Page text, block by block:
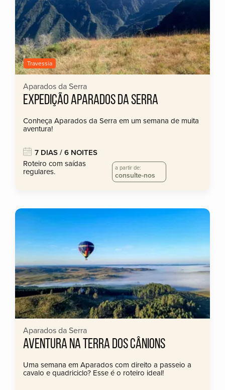
Travessia
Aparados da Serra
EXPEDIÇÃO APARADOS DA SERRA
Conheça Aparados da Serra em um semana de muita
aventura!
7 DIAS / 6 NOITES
Roteiro com saídas
regulares. a partir de:
consulte-nos
Aparados da Serra
AVENTURA NA TERRA DOS CÂNIONS
Uma semana em Aparados com direito a passeio a
cavalo e quadriciclo? Esse é o roteiro ideal!